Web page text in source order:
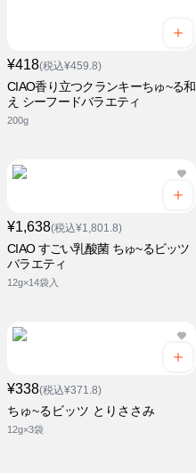
¥418(税込¥459.8)
CIAO香り立つクランキーちゅ~る和
え シーフードバラエティ
200g
¥1,638(税込¥1,801.8)
CIAO すごい乳酸菌 ちゅ~るビッツ
バラエティ
12g×14袋入
¥338(税込¥371.8)
ちゅ~るビッツ とりささみ
12g×3袋